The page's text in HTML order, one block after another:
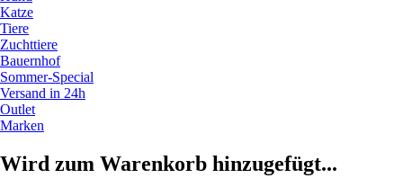
Katze
Tiere
Zuchttiere
Bauernhof
Sommer-Special
Versand in 24h
Outlet
Marken
Wird zum Warenkorb hinzugefügt...